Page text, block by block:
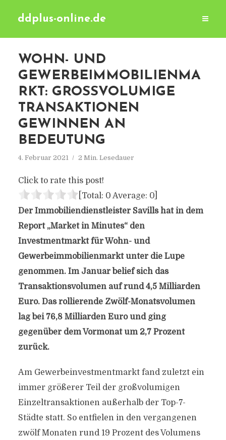
ddplus-online.de
WOHN- UND
GEWERBEIMMOBILIENMA
RKT: GROSSVOLUMIGE T
RANSAKTIONEN G
EWINNEN AN B
EDEUTUNG
4. Februar 2021 2 Min. Lesedauer
Click to rate this post!
[Total: 0 Average: 0]
Der Immobiliendienstleister Savills hat in dem
Report „Market in Minutes“ den
Investmentmarkt für Wohn- und
Gewerbeimmobilienmarkt unter die Lupe
genommen. Im Januar belief sich das
Transaktionsvolumen auf rund 4,5 Milliarden
Euro. Das rollierende Zwölf-Monatsvolumen
lag bei 76,8 Milliarden Euro und ging
gegenüber dem Vormonat um 2,7 Prozent
zurück.
Am Gewerbeinvestmentmarkt fand zuletzt ein
immer größerer Teil der großvolumigen
Einzeltransaktionen außerhalb der Top-7-
Städte statt. So entfielen in den vergangenen
zwölf Monaten rund 19 Prozent des Volumens